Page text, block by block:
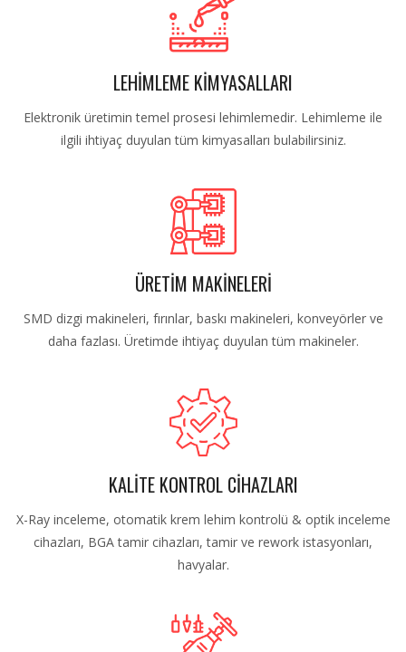
LEHİMLEME KİMYASALLARI
Elektronik üretimin temel prosesi lehimlemedir. Lehimleme ile
ilgili ihtiyaç duyulan tüm kimyasalları bulabilirsiniz.
ÜRETİM MAKİNELERİ
SMD dizgi makineleri, fırınlar, baskı makineleri, konveyörler ve
daha fazlası. Üretimde ihtiyaç duyulan tüm makineler.
KALİTE KONTROL CİHAZLARI
X-Ray inceleme, otomatik krem lehim kontrolü & optik inceleme
cihazları, BGA tamir cihazları, tamir ve rework istasyonları,
havyalar.